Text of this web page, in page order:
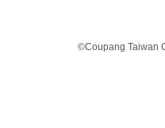
©Coupang Taiwan